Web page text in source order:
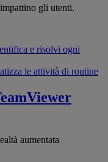
gli utenti.
e risolvi ogni
le attività di routine
aumentata